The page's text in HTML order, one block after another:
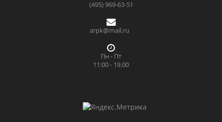
(495) 969-63-51
arpk@mail.ru
Пн - Пт
11:00 - 19.00